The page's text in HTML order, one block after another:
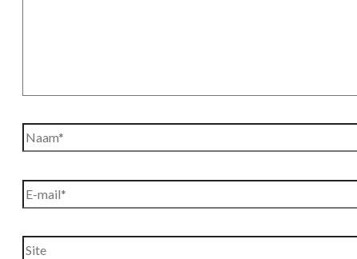
Naam*
E-
Site